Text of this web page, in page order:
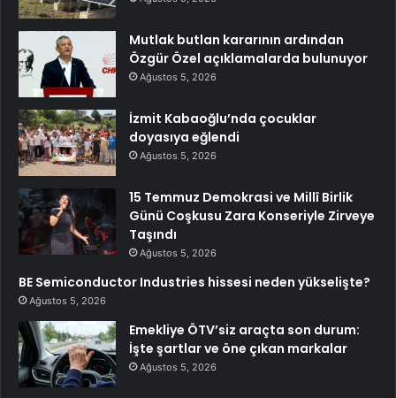
Mutlak butlan kararının ardından
Özgür Özel açıklamalarda bulunuyor
Ağustos 5, 2026
İzmit Kabaoğlu’nda çocuklar
doyasıya eğlendi
Ağustos 5, 2026
15 Temmuz Demokrasi ve Millî Birlik
Günü Coşkusu Zara Konseriyle Zirveye
Taşındı
Ağustos 5, 2026
BE Semiconductor Industries hissesi neden yükselişte?
Ağustos 5, 2026
Emekliye ÖTV’siz araçta son durum:
İşte şartlar ve öne çıkan markalar
Ağustos 5, 2026